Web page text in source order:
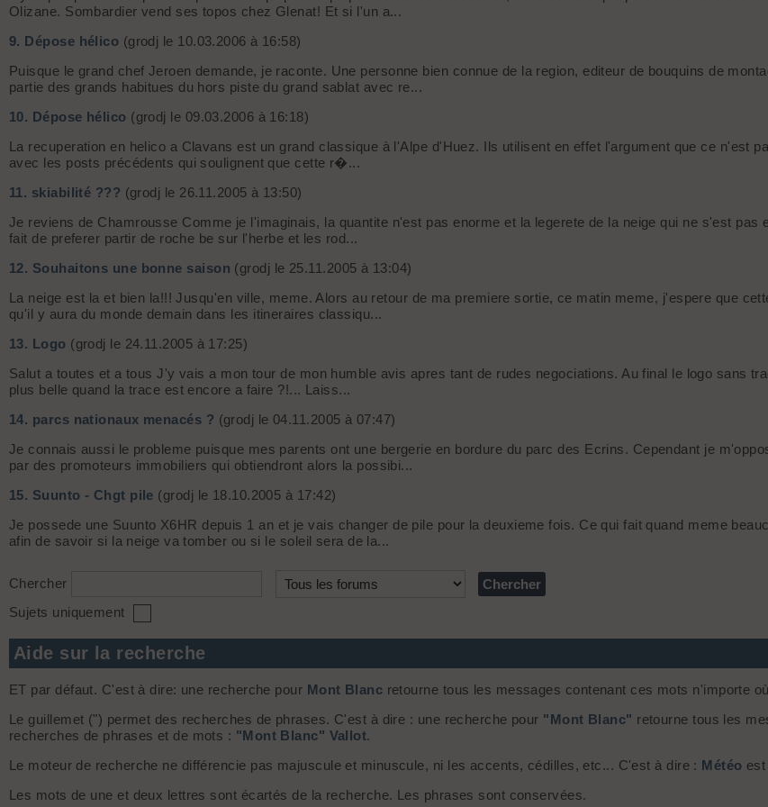
Olizane. Sombardier vend ses topos chez Glenat! Et si l'un a...
9. Dépose hélico (grodj le 10.03.2006 à 16:58)
Puisque le grand chef Jeroen demande, je raconte. Une personne bien connue de la region, editeur de bouquins de
partie des grands habitues du hors piste du grand sablat avec re...
10. Dépose hélico (grodj le 09.03.2006 à 16:18)
La recuperation en helico a Clavans est un grand classique à l'Alpe d'Huez. Ils utilisent en effet l'argument que ce n'est
avec les posts précédents qui soulignent que cette r�...
11. skiabilité ??? (grodj le 26.11.2005 à 13:50)
Je reviens de Chamrousse Comme je l'imaginais, la quantite n'est pas enorme et la legerete de la neige qui ne s'est
fait de preferer partir de roche be sur l'herbe et les rod...
12. Souhaitons une bonne saison (grodj le 25.11.2005 à 13:04)
La neige est la et bien la!!! Jusqu'en ville, meme. Alors au retour de ma premiere sortie, ce matin meme, j'espere que
qu'il y aura du monde demain dans les itineraires classiqu...
13. Logo (grodj le 24.11.2005 à 17:25)
Salut a toutes et a tous J'y vais a mon tour de mon humble avis apres tant de rudes negociations. Au final le logo sans
plus belle quand la trace est encore a faire ?!... Laiss...
14. parcs nationaux menacés ? (grodj le 04.11.2005 à 07:47)
Je connais aussi le probleme puisque mes parents ont une bergerie en bordure du parc des Ecrins. Cependant je
par des promoteurs immobiliers qui obtiendront alors la possibi...
15. Suunto - Chgt pile (grodj le 18.10.2005 à 17:42)
Je possede une Suunto X6HR depuis 1 an et je vais changer de pile pour la deuxieme fois. Ce qui fait quand meme
afin de savoir si la neige va tomber ou si le soleil sera de la...
Chercher
Sujets uniquement
Aide sur la recherche
ET par défaut. C'est à dire: une recherche pour Mont Blanc retourne tous les messages contenant ces mots n'importe
Le guillemet (") permet des recherches de phrases. C'est à dire : une recherche pour "Mont Blanc" retourne tous les
recherches de phrases et de mots : "Mont Blanc" Vallot.
Le moteur de recherche ne différencie pas majuscule et minuscule, ni les accents, cédilles, etc... C'est à dire : Météo
Les mots de une et deux lettres sont écartés de la recherche. Les phrases sont conservées.